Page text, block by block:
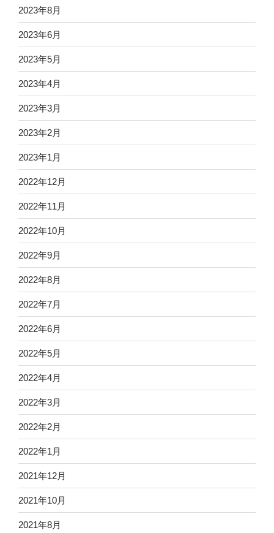
2023年8月
2023年6月
2023年5月
2023年4月
2023年3月
2023年2月
2023年1月
2022年12月
2022年11月
2022年10月
2022年9月
2022年8月
2022年7月
2022年6月
2022年5月
2022年4月
2022年3月
2022年2月
2022年1月
2021年12月
2021年10月
2021年8月